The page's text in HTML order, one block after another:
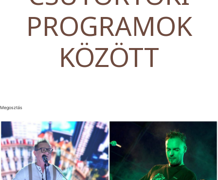
PROGRAMOK
KÖZÖTT
Megosztás